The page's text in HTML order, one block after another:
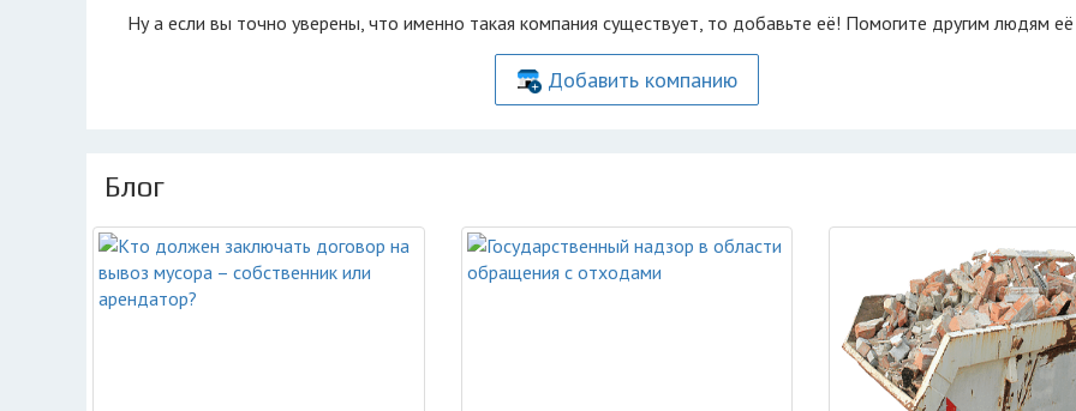
Ну а если вы точно уверены, что именно такая компания существует, то добавьте её! Помогите другим людям
Добавить компанию
Блог